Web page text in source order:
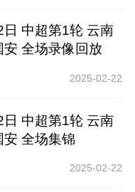
中超第1轮 云南
全场录像回放
2025-02-22
中超第1轮 云南
全场集锦
2025-02-22